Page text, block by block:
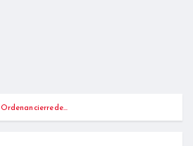
Ordenan cierre de…